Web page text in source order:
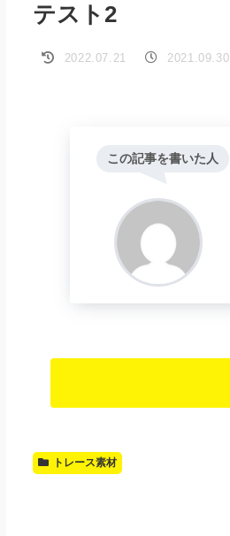
テスト2
2022.07.21 2021.09.30
この記事を書いた人
トレース素材